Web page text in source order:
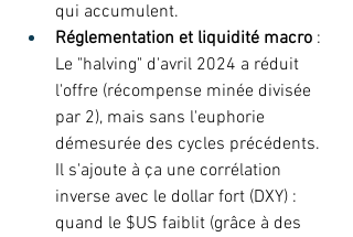
qui accumulent.
Réglementation et liquidité macro :
Le "halving" d'avril 2024 a réduit
l'offre (récompense minée divisée
par 2), mais sans l'euphorie
démesurée des cycles précédents.
Il s'ajoute à ça une corrélation
inverse avec le dollar fort (DXY) :
quand le $US faiblit (grâce à des